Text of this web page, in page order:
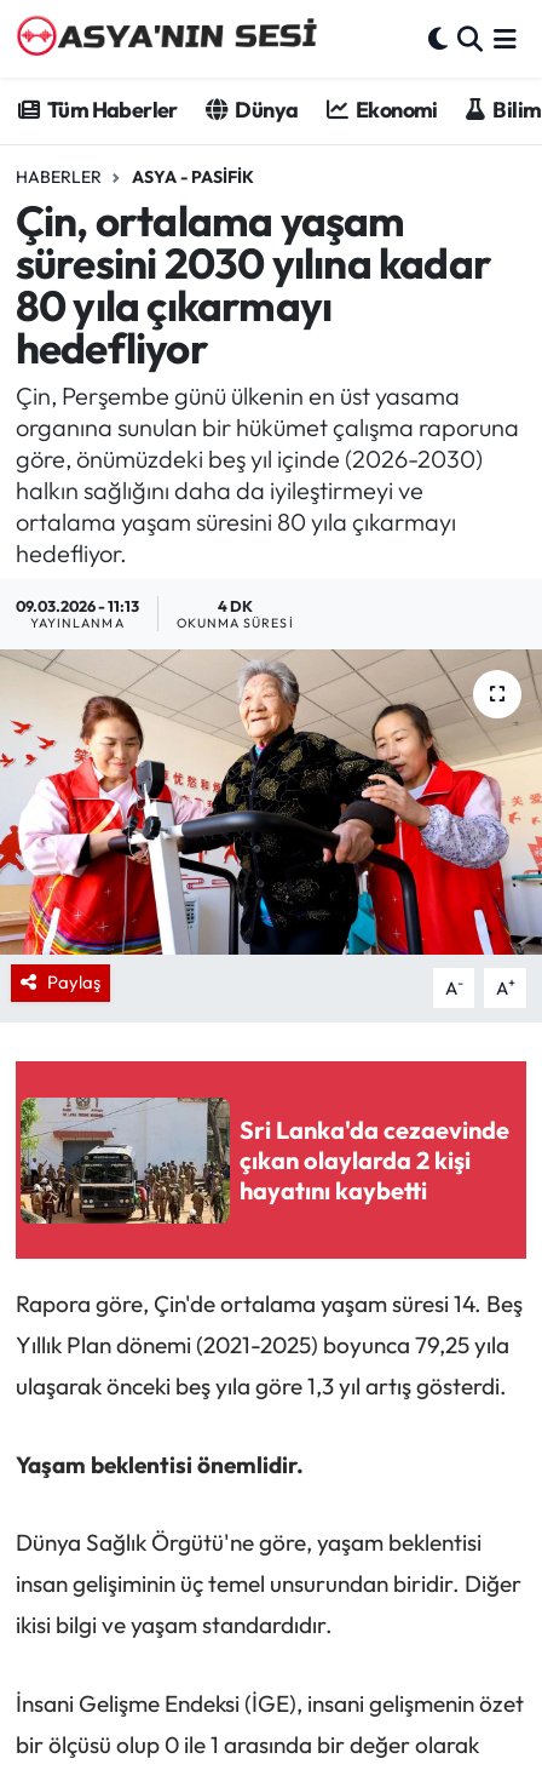
Tüm Haberler Dünya Ekonomi
HABERLER ASYA - PASIFIK
Çin, ortalama yaşam
süresini 2030 yılına kadar
80 yıla çıkarmayı
hedefliyor
Çin, Perşembe günü ülkenin en üst yasama
organına sunulan bir hükümet çalışma raporuna
göre, önümüzdeki beş yıl içinde (2026-2030)
halkın sağlığını daha da iyileştirmeyi ve
ortalama yaşam süresini 80 yıla çıkarmayı
hedefliyor.
09.03.2026 - 11:13
YAYINLANMA
4 DK
OKUNMA SÜRESI
Paylaş A- A+
Sri Lanka'da cezaevinde
çıkan olaylarda 2 kişi
hayatını kaybetti
Rapora göre, Çin'de ortalama yaşam süresi 14. Beş
Yıllık Plan dönemi (2021-2025) boyunca 79,25 yıla
ulaşarak önceki beş yıla göre 1,3 yıl artış gösterdi.
Yaşam beklentisi önemlidir.
Dünya Sağlık Örgütü'ne göre, yaşam beklentisi
insan gelişiminin üç temel unsurundan biridir. Diğer
ikisi bilgi ve yaşam standardıdır.
İnsani Gelişme Endeksi (İGE), insani gelişmenin özet
bir ölçüsü olup 0 ile 1 arasında bir değer olarak
Dünya
Ekonomi
Bilim - Teknoloji
Kültür - Sanat
Spor
Asya-Pasifik
Yazarlar